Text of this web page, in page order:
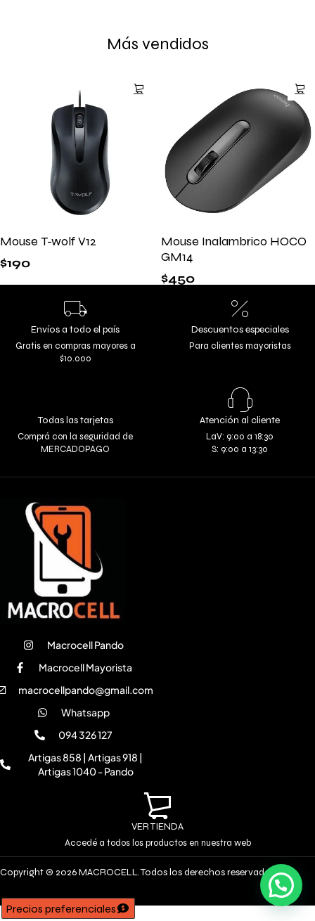
Más vendidos
Mouse T-wolf V12
$190
Mouse Inalambrico HOCO
GM14
$450
Envíos a todo el país
Gratis en compras mayores a
$10.000
Descuentos especiales
Para clientes mayoristas
Todas las tarjetas
Comprá con la seguridad de
MERCADOPAGO
Atención al cliente
LaV: 9:00 a 18:30
S: 9:00 a 13:30
Macrocell Pando
Macrocell Mayorista
macrocellpando@gmail.com
Whatsapp
094 326 127
Artigas 858 | Artigas 918 |
Artigas 1040 - Pando
VER TIENDA
Accedé a todos los productos en nuestra web
Copyright © 2026 MACROCELL. Todos los derechos reservados
Precios preferenciales